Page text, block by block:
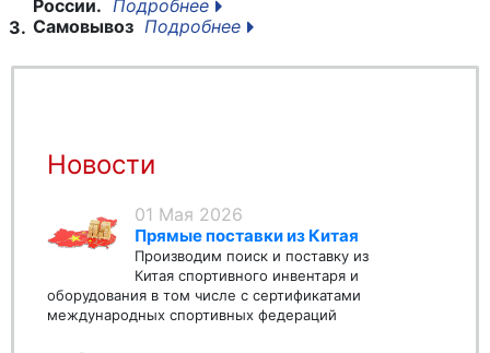
России. Подробнее
3. Самовывоз Подробнее
Новости
01 Мая 2026
Прямые поставки из Китая
Производим поиск и поставку из
Китая спортивного инвентаря и
оборудования в том числе с сертификатами
международных спортивных федераций